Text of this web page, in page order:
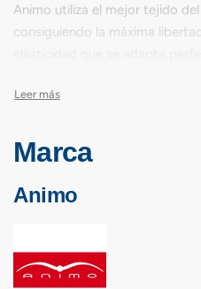
Animo utiliza el mejor tejido
consiguiendo la máxima
gestión de la humedad interior,
propiedades de secado rápido
para facilitar que se mantenga
Marca
Animo